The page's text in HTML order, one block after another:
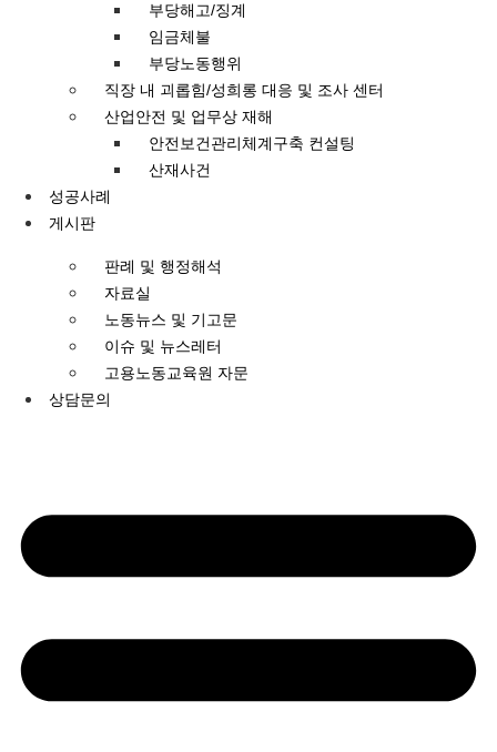
부당해고/징계
임금체불
부당노동행위
직장 내 괴롭힘/성희롱 대응 및 조사 센터
산업안전 및 업무상 재해
안전보건관리체계구축 컨설팅
산재사건
성공사례
게시판
판례 및 행정해석
자료실
노동뉴스 및 기고문
이슈 및 뉴스레터
고용노동교육원 자문
상담문의